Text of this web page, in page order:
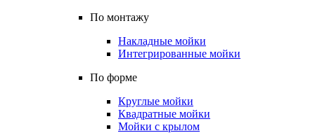
По монтажу
Накладные мойки
Интегрированные мойки
По форме
Круглые мойки
Квадратные мойки
Мойки с крылом